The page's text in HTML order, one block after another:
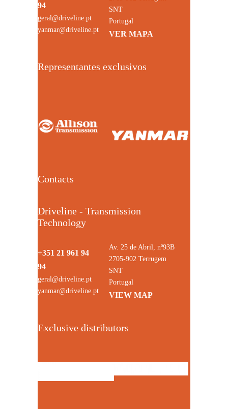
94
geral@driveline.pt
yanmar@driveline.pt
SNT
Portugal
VER MAPA
Representantes exclusivos
Contacts
Driveline - Transmission
Technology
+351 21 961 94
94
geral@driveline.pt
yanmar@driveline.pt
Av. 25 de Abril, nº93B
2705-902 Terrugem
SNT
Portugal
VIEW MAP
Exclusive distributors